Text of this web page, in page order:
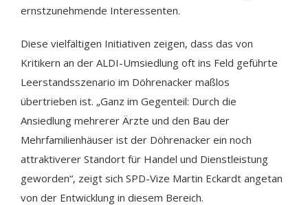
ernstzunehmende Interessenten.
Diese vielfältigen Initiativen zeigen, dass das von
Kritikern an der ALDI-Umsiedlung oft ins Feld geführte
Leerstandsszenario im Döhrenacker maßlos
übertrieben ist. „Ganz im Gegenteil: Durch die
Ansiedlung mehrerer Ärzte und den Bau der
Mehrfamilienhäuser ist der Döhrenacker ein noch
attraktiverer Standort für Handel und Dienstleistung
geworden“, zeigt sich SPD-Vize Martin Eckardt angetan
von der Entwicklung in diesem Bereich.